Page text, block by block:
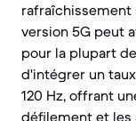
rafraîchissement
version 5G peut
pour la plupart
d'intégrer un
120 Hz, offrant
défilement et les